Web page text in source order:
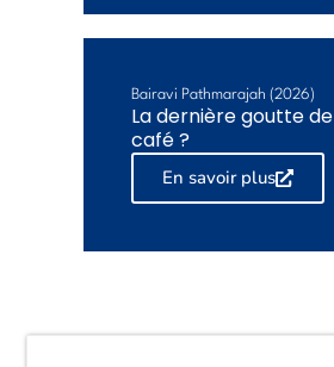
Bairavi Pathmarajah (2026)
La dernière goutte de
café ?
En savoir plus